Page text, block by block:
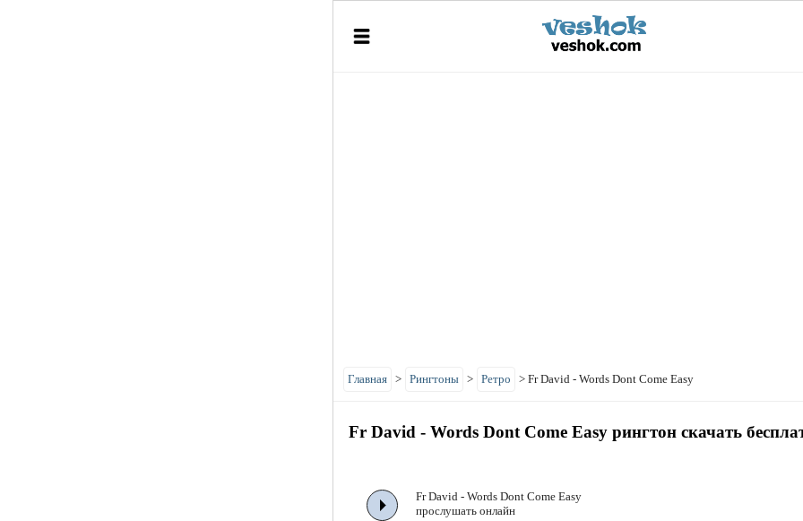
Главная > Рингтоны > Ретро > Fr David - Words Dont Come Easy
Fr David - Words Dont Come Easy рингтон скачать
Fr David - Words Dont Come Easy
прослушать онлайн